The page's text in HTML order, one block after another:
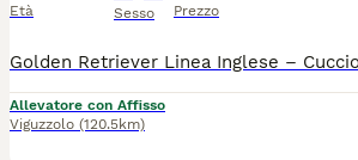
Età Sesso Prezzo
Allevatore con Affisso
Viguzzolo (120.5km)